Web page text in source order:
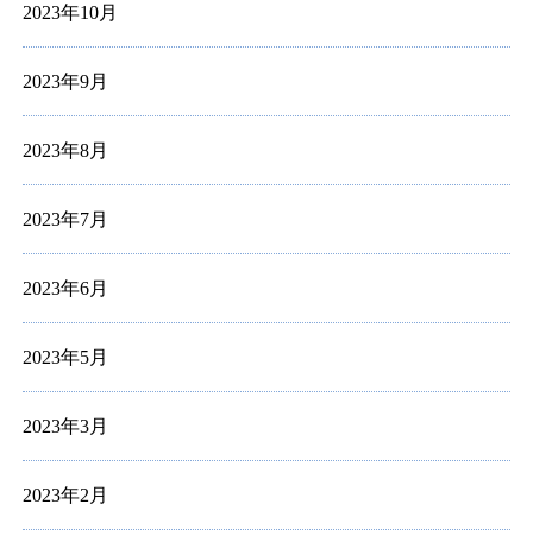
2023年10月
2023年9月
2023年8月
2023年7月
2023年6月
2023年5月
2023年3月
2023年2月